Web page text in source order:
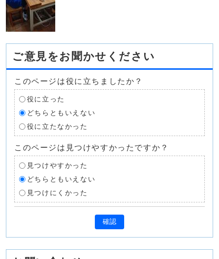
ご意見をお聞かせください
このページは役に立ちましたか？
役に立った
どちらともいえない
役に立たなかった
このページは見つけやすかったですか？
見つけやすかった
どちらともいえない
見つけにくかった
確認